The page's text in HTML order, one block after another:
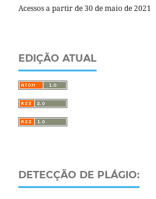
Acessos a partir de 30 de maio de 2021
EDIÇÃO ATUAL
DETECÇÃO DE PLÁGIO: